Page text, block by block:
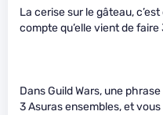
La cerise sur le gâteau,
compte qu’elle vient de
Dans Guild Wars, une
3 Asuras ensembles, et